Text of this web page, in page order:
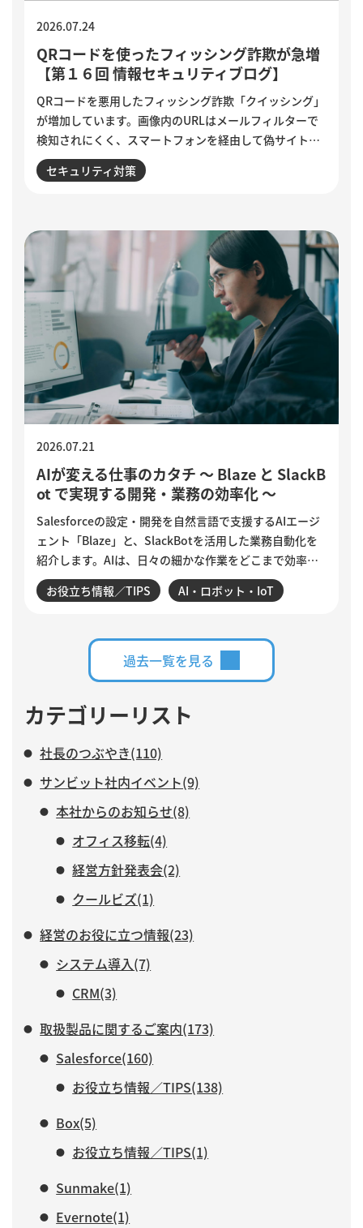
QRコードを使ったフィッシング詐欺が急増
【第１６回 情報セキュリティブログ】
2026.07.24
QRコードを悪用したフィッシング詐欺「クイッシング」
が増加しています。画像内のURLはメールフィルターで
検知されにくく、スマートフォンを経由して偽サイトへ
誘導される点が特徴です。セキュリティ意識が高い人ほ
ど狙われる巧妙な手口と、被害を防ぐために実践したい3
セキュリティ対策
AIが変える仕事のカタチ ～ Blaze と SlackB
ot で実現する開発・業務の効率化 ～
2026.07.21
Salesforceの設定・開発を自然言語で支援するAIエージ
ェント「Blaze」と、SlackBotを活用した業務自動化を
紹介します。AIは、日々の細かな作業をどこまで効率化
できるのでしょうか。設定変更やデータ確認、商談分
析、活動登録漏れの検知・入力など、サンビットで実際
業務と、人がより力を注ぐべき仕事について紹介しま
お役立ち情報／TIPS AI・ロボット・IoT
過去一覧を見る
カテゴリーリスト
社長のつぶやき(110)
サンビット社内イベント(9)
本社からのお知らせ(8)
オフィス移転(4)
経営方針発表会(2)
クールビズ(1)
経営のお役に立つ情報(23)
システム導入(7)
CRM(3)
取扱製品に関するご案内(173)
Salesforce(160)
お役立ち情報／TIPS(138)
Box(5)
お役立ち情報／TIPS(1)
Sunmake(1)
Evernote(1)